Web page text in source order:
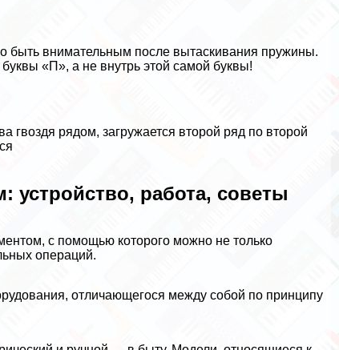
быть внимательным после вытаскивания пружины.
«П», а не внутрь этой самой буквы!
гвоздя рядом, загружается второй ряд по второй
устройство, работа, советы
с помощью которого можно не только
операций.
отличающегося между собой по принципу